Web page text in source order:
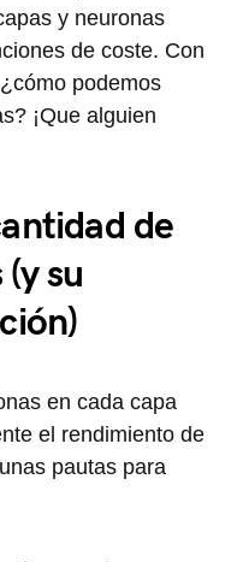
y neuronas
de coste. Con
podemos
¡Que alguien
de
su
en cada capa
el rendimiento de
pautas para